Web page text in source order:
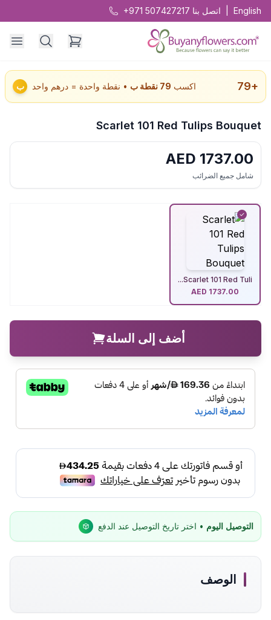
English اتصل بنا +971 507427217
+
79 اكسب 79 نقطة ب • نقطة واحدة = درهم واحد ب
Scarlet 101 Red Tulips Bouquet
1737.00
شامل جميع الضرائب
Scarlet 101 Red Tuli...
AED 1737.00
أضف إلى السلة
التوصيل اليوم • اختر تاريخ التوصيل عند الدفع
الوصف